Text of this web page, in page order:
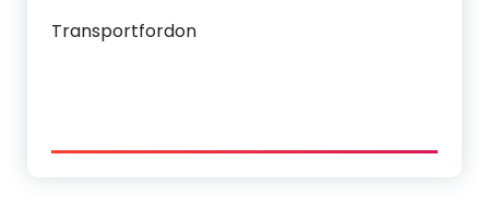
Transportfordon